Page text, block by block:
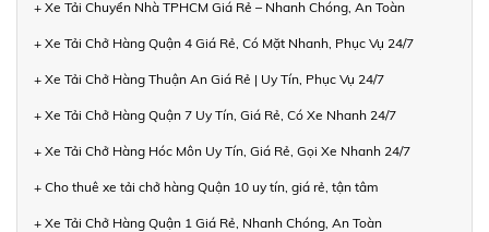
+ Xe Tải Chuyển Nhà TPHCM Giá Rẻ – Nhanh Chóng, An Toàn
+ Xe Tải Chở Hàng Quận 4 Giá Rẻ, Có Mặt Nhanh, Phục Vụ 24/7
+ Xe Tải Chở Hàng Thuận An Giá Rẻ | Uy Tín, Phục Vụ 24/7
+ Xe Tải Chở Hàng Quận 7 Uy Tín, Giá Rẻ, Có Xe Nhanh 24/7
+ Xe Tải Chở Hàng Hóc Môn Uy Tín, Giá Rẻ, Gọi Xe Nhanh 24/7
+ Cho thuê xe tải chở hàng Quận 10 uy tín, giá rẻ, tận tâm
+ Xe Tải Chở Hàng Quận 1 Giá Rẻ, Nhanh Chóng, An Toàn